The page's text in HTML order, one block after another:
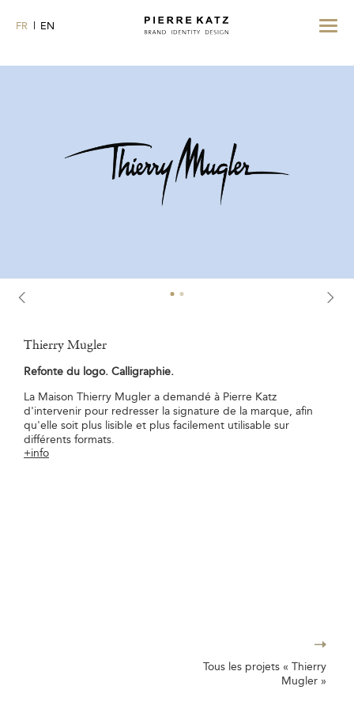
FR EN
Toggle
Thierry Mugler
Refonte du logo. Calligraphie.
La Maison Thierry Mugler a demandé à Pierre Katz
d'intervenir pour redresser la signature de la marque, afin
qu'elle soit plus lisible et plus facilement utilisable sur
différents formats.
+info
Tous les projets « Thierry
Mugler »